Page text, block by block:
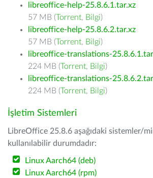
libreoffice-help-25.8.6.1.tar.xz
57 MB (Torrent, Bilgi)
libreoffice-help-25.8.6.2.tar.xz
57 MB (Torrent, Bilgi)
libreoffice-translations-
224 MB (Torrent, Bilgi)
libreoffice-translations-
224 MB (Torrent, Bilgi)
İşletim Sistemleri
LibreOffice 25.8.6 aşağıdaki sistemler/
kullanılabilir durumdadır:
Linux Aarch64 (deb)
Linux Aarch64 (rpm)